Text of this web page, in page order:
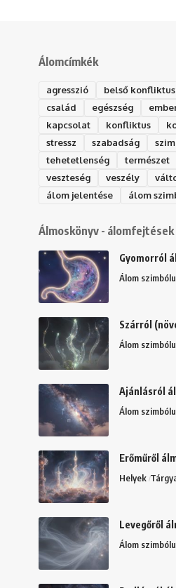
Álomcímkék
agresszió belső
család
egészség
kapcsolat
konfliktus
stressz
szabadság
tehetetlenség
természet
veszteség
veszély
álom jelentése
álom
Álmoskönyv - álomfejtések
Gyomorról
Álom
Szárról
Álom
Ajánlásról
Álom
Erőműről
Helyek
Levegőről
Álom